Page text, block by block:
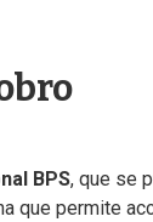
BPS, que se
que permite